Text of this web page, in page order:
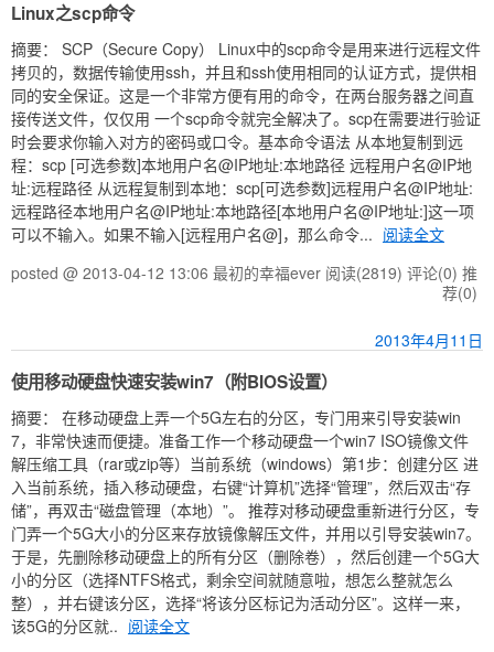
Linux之scp命令
摘要： SCP（Secure Copy） Linux中的scp命令是用来进行远程文件
拷贝的，数据传输使用ssh，并且和ssh使用相同的认证方式，提供相
同的安全保证。这是一个非常方便有用的命令，在两台服务器之间直
接传送文件，仅仅用 一个scp命令就完全解决了。scp在需要进行验证
时会要求你输入对方的密码或口令。基本命令语法 从本地复制到远
程：scp [可选参数]本地用户名@IP地址:本地路径 远程用户名@IP地
址:远程路径 从远程复制到本地：scp[可选参数]远程用户名@IP地址:
远程路径本地用户名@IP地址:本地路径[本地用户名@IP地址:]这一项
可以不输入。如果不输入[远程用户名@]，那么命令... 阅读全文
posted @ 2013-04-12 13:06 最初的幸福ever 阅读(2819) 评论(0) 推
荐(0)
2013年4月11日
使用移动硬盘快速安装win7（附BIOS设置）
摘要： 在移动硬盘上弄一个5G左右的分区，专门用来引导安装win
7，非常快速而便捷。准备工作一个移动硬盘一个win7 ISO镜像文件
解压缩工具（rar或zip等）当前系统（windows）第1步：创建分区 进
入当前系统，插入移动硬盘，右键“计算机”选择“管理”，然后双击“存
储”，再双击“磁盘管理（本地）”。 推荐对移动硬盘重新进行分区，专
门弄一个5G大小的分区来存放镜像解压文件，并用以引导安装win7。
于是，先删除移动硬盘上的所有分区（删除卷），然后创建一个5G大
小的分区（选择NTFS格式，剩余空间就随意啦，想怎么整就怎么
整），并右键该分区，选择“将该分区标记为活动分区”。这样一来，
该5G的分区就.. 阅读全文